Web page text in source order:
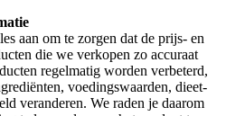
aan om te zorgen dat de prijs- en
die we verkopen zo accuraat
regelmatig worden verbeterd,
voedingswaarden, dieet-
veranderen. We raden je daarom